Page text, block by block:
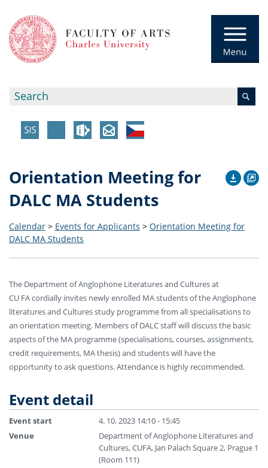
Orientation Meeting for
DALC MA Students
Calendar > Events for Applicants > Orientation Meeting for
DALC MA Students
The Department of Anglophone Literatures and Cultures at
CU FA cordially invites newly enrolled MA students of the Anglophone
literatures and Cultures study programme from all specialisations to
an orientation meeting. Members of DALC staff will discuss the basic
aspects of the MA programme (specialisations, courses, assignments,
credit requirements, MA thesis) and students will have the
opportunity to ask questions. Attendance is highly recommended.
Event detail
Event start
4. 10. 2023 14:10 - 15:45
Venue
Department of Anglophone Literatures and
Cultures, CUFA, Jan Palach Square 2, Prague 1
(Room 111)